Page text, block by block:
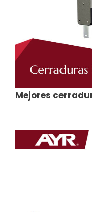
Mejores